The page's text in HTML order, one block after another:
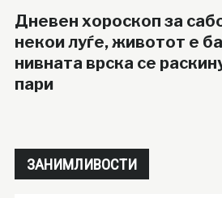
Дневен хороскоп за
некои луѓе, животот е
нивната врска се
пари
ЗАНИМЛИВОСТИ